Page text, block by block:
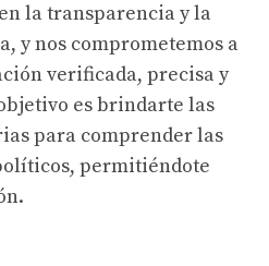
la transparencia y la
y nos comprometemos a
verificada, precisa y
es brindarte las
para comprender las
permitiéndote